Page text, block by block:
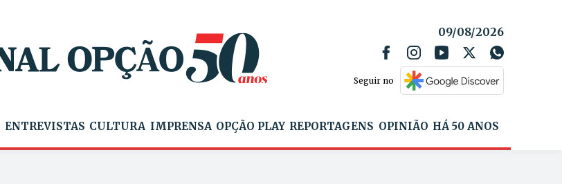
09/08/2026
Seguir no
ENTREVISTAS CULTURA IMPRENSA OPÇÃO PLAY REPORTAGENS OPINIÃO HÁ 50 ANOS